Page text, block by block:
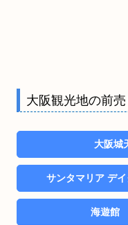
大阪観光地の前
大阪城
サンタマリア デ
海遊館